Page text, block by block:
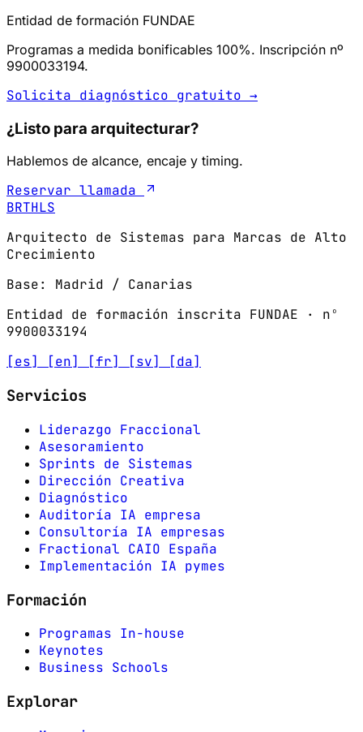
Entidad de formación FUNDAE
Programas a medida bonificables 100%. Inscripción nº
9900033194.
Solicita diagnóstico gratuito →
¿Listo para arquitecturar?
Hablemos de alcance, encaje y timing.
Reservar llamada
BRTHLS
Arquitecto de Sistemas para Marcas de Alto
Crecimiento
Base: Madrid / Canarias
Entidad de formación inscrita FUNDAE · nº
9900033194
[es]
[en] [fr] [sv] [da]
Servicios
Liderazgo Fraccional
Asesoramiento
Sprints de Sistemas
Dirección Creativa
Diagnóstico
Auditoría IA empresa
Consultoría IA empresas
Fractional CAIO España
Implementación IA pymes
Formación
Programas In-house
Keynotes
Business Schools
Explorar